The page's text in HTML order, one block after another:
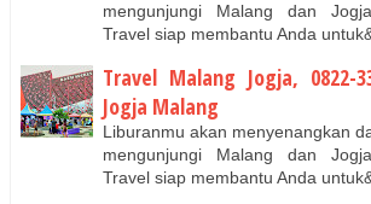
mengunjungi Malang dan
Travel siap membantu Anda
Travel Malang Jogja, 0822-
Jogja Malang
Liburanmu akan menyenangkan
mengunjungi Malang dan
Travel siap membantu Anda